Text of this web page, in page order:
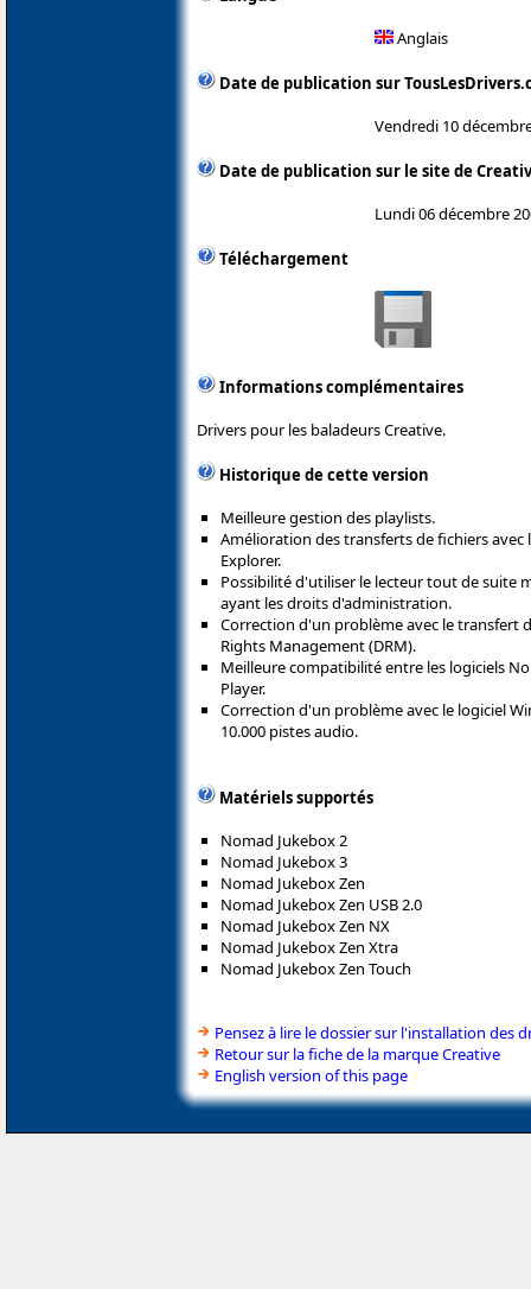
Anglais
Date de publication sur
Vendredi 10
Date de publication sur le site de
Lundi 06 décembre
Téléchargement
Informations complémentaires
Drivers pour les baladeurs Creative.
Historique de cette version
Meilleure gestion des playlists.
Amélioration des transferts de fichiers
Explorer.
Possibilité d'utiliser le lecteur tout de suite
ayant les droits d'administration.
Correction d'un problème avec le transfert
Rights Management (DRM).
Meilleure compatibilité entre les logiciels
Player.
Correction d'un problème avec le logiciel
10.000 pistes audio.
Matériels supportés
Nomad Jukebox 2
Nomad Jukebox 3
Nomad Jukebox Zen
Nomad Jukebox Zen USB 2.0
Nomad Jukebox Zen NX
Nomad Jukebox Zen Xtra
Nomad Jukebox Zen Touch
Pensez à lire le dossier sur l'installation des
Retour sur la fiche de la marque Creative
English version of this page